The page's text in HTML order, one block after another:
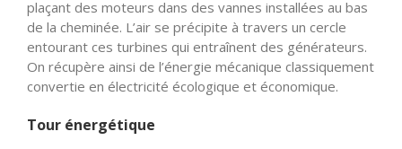
plaçant des moteurs dans des vannes installées au bas
de la cheminée. L’air se précipite à travers un cercle
entourant ces turbines qui entraînent des générateurs.
On récupère ainsi de l’énergie mécanique classiquement
convertie en électricité écologique et économique.
Tour énergétique